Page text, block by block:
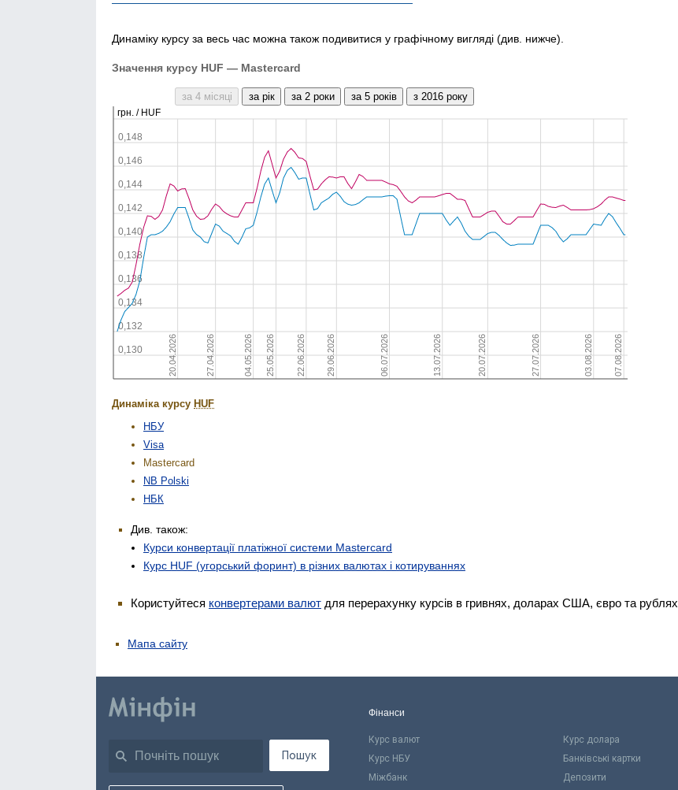
Динаміку курсу за весь час можна також подивитися у графічному вигляді (див. нижче).
Значення курсу HUF — Mastercard
Динаміка курсу HUF
НБУ
Visa
Mastercard
NB Polski
НБК
Див. також:
Курси конвертації платіжної системи Mastercard
Курс HUF (угорський форинт) в різних валютах і котируваннях
Користуйтеся конвертерами валют для перерахунку курсів в гривнях, доларах США, євро та рублях
Мапа сайту
Пошук
Фінанси
Курс валют Курс долара
Курс НБУ
Банківські картки
Міжбанк
Депозити